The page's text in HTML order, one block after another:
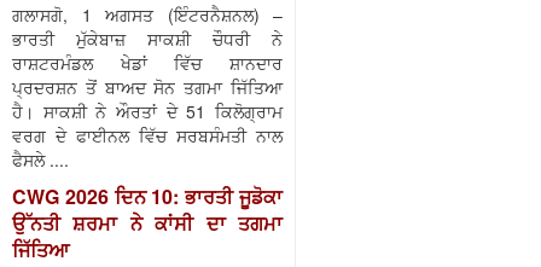
ਗਲਾਸਗੋ, 1 ਅਗਸਤ (ਇੰਟਰਨੈਸ਼ਨਲ) –
ਭਾਰਤੀ ਮੁੱਕੇਬਾਜ਼ ਸਾਕਸ਼ੀ ਚੌਧਰੀ ਨੇ
ਰਾਸ਼ਟਰਮੰਡਲ ਖੇਡਾਂ ਵਿੱਚ ਸ਼ਾਨਦਾਰ
ਪ੍ਰਦਰਸ਼ਨ ਤੋਂ ਬਾਅਦ ਸੋਨ ਤਗਮਾ ਜਿੱਤਿਆ
ਹੈ। ਸਾਕਸ਼ੀ ਨੇ ਔਰਤਾਂ ਦੇ 51 ਕਿਲੋਗ੍ਰਾਮ
ਵਰਗ ਦੇ ਫਾਈਨਲ ਵਿੱਚ ਸਰਬਸੰਮਤੀ ਨਾਲ
ਫੈਸਲੇ ....
CWG 2026 ਦਿਨ 10: ਭਾਰਤੀ ਜੂਡੋਕਾ
ਉੱਨਤੀ ਸ਼ਰਮਾ ਨੇ ਕਾਂਸੀ ਦਾ ਤਗਮਾ
ਜਿੱਤਿਆ